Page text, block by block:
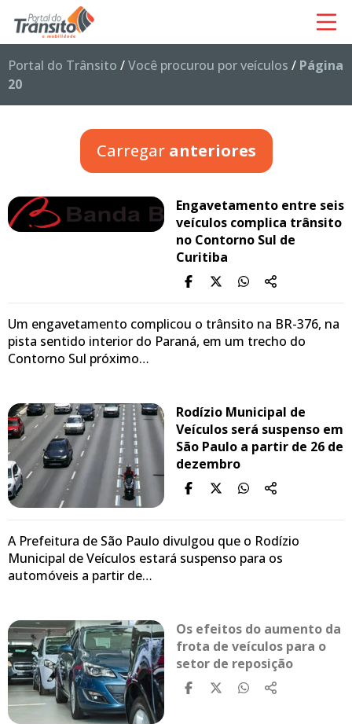
Portal do Trânsito /Você procurou por veículos / Página
20
Carregar anteriores
Engavetamento entre seis
veículos complica trânsito
no Contorno Sul de
Curitiba
Um engavetamento complicou o trânsito na BR-376, na
pista sentido interior do Paraná, em um trecho do
Contorno Sul próximo…
Rodízio Municipal de
Veículos será suspenso em
São Paulo a partir de 26 de
dezembro
A Prefeitura de São Paulo divulgou que o Rodízio
Municipal de Veículos estará suspenso para os
automóveis a partir de…
Os efeitos do aumento da
frota de veículos para o
setor de reposição